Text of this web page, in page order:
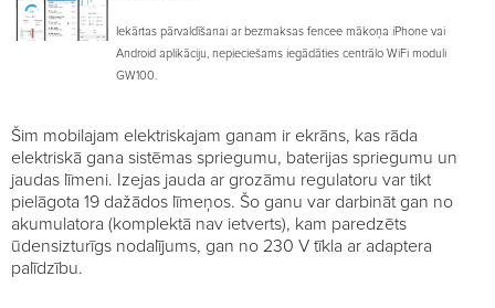
Iekārtas pārvaldīšanai ar bezmaksas fencee mākoņa iPhone vai
Android aplikāciju, nepieciešams iegādāties centrālo WiFi moduli
GW100.
Šim mobilajam elektriskajam ganam ir ekrāns, kas rāda
elektriskā gana sistēmas spriegumu, baterijas spriegumu un
jaudas līmeni. Izejas jauda ar grozāmu regulatoru var tikt
pielāgota 19 dažādos līmeņos. Šo ganu var darbināt gan no
akumulatora (komplektā nav ietverts), kam paredzēts
ūdensizturīgs nodalījums, gan no 230 V tīkla ar adaptera
palīdzību.